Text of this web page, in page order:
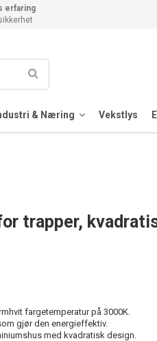
erfaring
& Næring Vekstlys
trapper,
fargetemperatur på 3000K.
gjør den energieffektiv.
med kvadratisk design.